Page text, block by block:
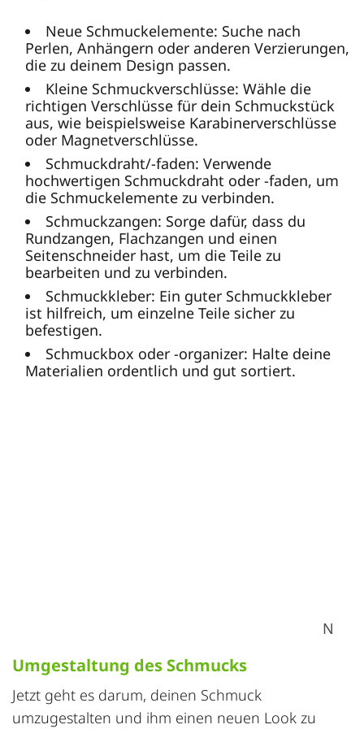
Neue Schmuckelemente: Suche nach
Perlen, Anhängern oder anderen Verzierungen,
die zu deinem Design passen.
Kleine Schmuckverschlüsse: Wähle die
richtigen Verschlüsse für dein Schmuckstück
aus, wie beispielsweise Karabinerverschlüsse
oder Magnetverschlüsse.
Schmuckdraht/-faden: Verwende
hochwertigen Schmuckdraht oder -faden, um
die Schmuckelemente zu verbinden.
Schmuckzangen: Sorge dafür, dass du
Rundzangen, Flachzangen und einen
Seitenschneider hast, um die Teile zu
bearbeiten und zu verbinden.
Schmuckkleber: Ein guter Schmuckkleber
ist hilfreich, um einzelne Teile sicher zu
befestigen.
Schmuckbox oder -organizer: Halte deine
Materialien ordentlich und gut sortiert.
Nikolaos Dimou
Umgestaltung des Schmucks
Jetzt geht es darum, deinen Schmuck
umzugestalten und ihm einen neuen Look zu